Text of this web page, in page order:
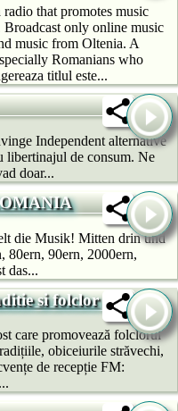
that promotes music
only online music
music from Oltenia. A
Romanians who
titlul este...
Independent alternative
libertinajul de consum. Ne
doar...
die Musik! Mitten drin und
80ern, 90ern, 2000ern,
das...
si folclor
care promovează folclorul
obiceiurile străvechi,
de recepție FM: